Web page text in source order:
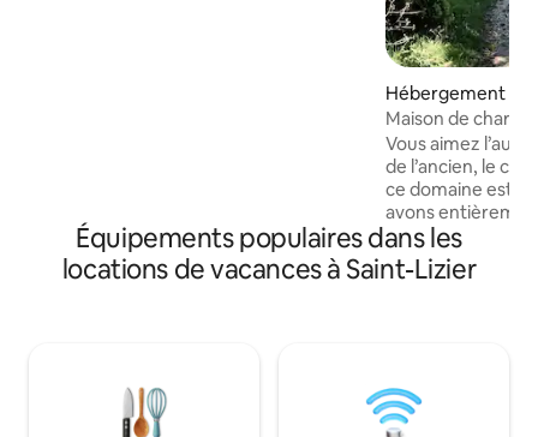
Hébergement ⋅
Maison de
vue St-Lizier
Vous aimez
de l’ancien, le
ce domaine est fait
avons
de 1818 tout en
rustique à la française. Au
Pyrénées
! Idéal pour les familles, les enfants,les
amoureux de la
Équipements populaires dans les
locations de vacances à Saint-Lizier